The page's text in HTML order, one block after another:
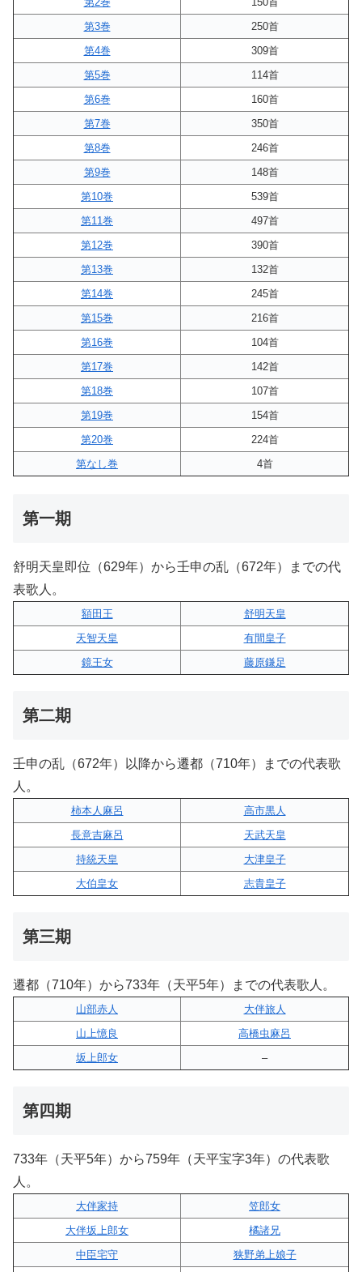
第3巻
250首
第4巻
309首
第5巻
114首
第6巻
160首
第7巻
350首
第8巻
246首
第9巻
148首
第10巻
539首
第11巻
497首
第12巻
390首
第13巻
132首
第14巻
245首
第15巻
216首
第16巻
104首
第17巻
142首
第18巻
107首
第19巻
154首
第20巻
224首
第なし巻
4首
第一期
舒明天皇即位（629年）から壬申の乱（672年）までの代
表歌人。
額田王
舒明天皇
天智天皇
有間皇子
鏡王女
藤原鎌足
第二期
壬申の乱（672年）以降から遷都（710年）までの代表歌
人。
柿本人麻呂
高市黒人
長意吉麻呂
天武天皇
持統天皇
大津皇子
大伯皇女
志貴皇子
第三期
遷都（710年）から733年（天平5年）までの代表歌人。
山部赤人
大伴旅人
山上憶良
高橋虫麻呂
坂上郎女
–
第四期
733年（天平5年）から759年（天平宝字3年）の代表歌
人。
大伴家持
笠郎女
大伴坂上郎女
橘諸兄
中臣宅守
狭野弟上娘子